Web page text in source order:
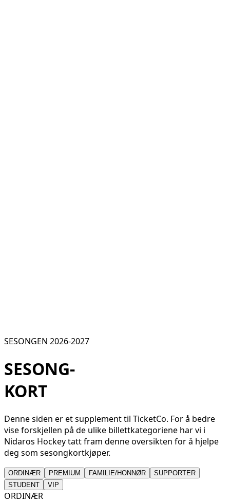
SESONGEN 2026-2027
SESONG-
KORT
Denne siden er et supplement til TicketCo. For å bedre
vise forskjellen på de ulike billettkategoriene har vi i
Nidaros Hockey tatt fram denne oversikten for å hjelpe
deg som sesongkortkjøper.
ORDINÆR PREMIUM FAMILIE/HONNØR
SUPPORTER
STUDENT
VIP
ORDINÆR